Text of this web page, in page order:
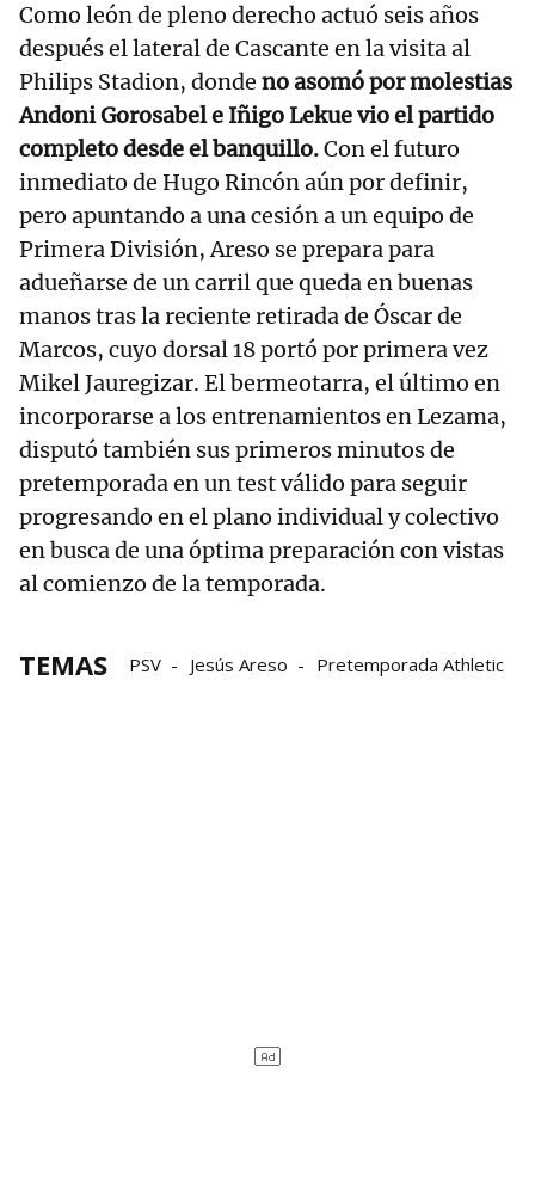
Como león de pleno derecho actuó seis años
después el lateral de Cascante en la visita al
Philips Stadion, donde no asomó por molestias
Andoni Gorosabel e Iñigo Lekue vio el partido
completo desde el banquillo.Con el futuro
inmediato de Hugo Rincón aún por definir,
pero apuntando a una cesión a un equipo de
Primera División, Areso se prepara para
adueñarse de un carril que queda en buenas
manos tras la reciente retirada de Óscar de
Marcos, cuyo dorsal 18 portó por primera vez
Mikel Jauregizar. El bermeotarra, el último en
incorporarse a los entrenamientos en Lezama,
disputó también sus primeros minutos de
pretemporada en un test válido para seguir
progresando en el plano individual y colectivo
en busca de una óptima preparación con vistas
al comienzo de la temporada.
TEMAS PSV Jesús Areso Pretemporada Athletic